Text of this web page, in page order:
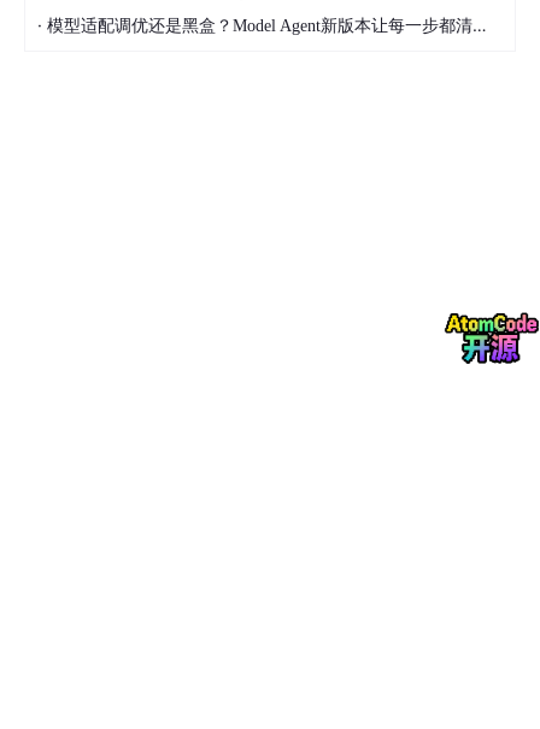
· 模型适配调优还是黑盒？Model Agent新版本让每一步都清晰可见